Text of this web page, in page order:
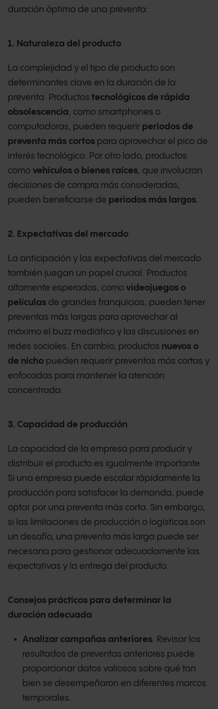
duración óptima de una preventa:
1. Naturaleza del producto
La complejidad y el tipo de producto son
determinantes clave en la duración de la
preventa. Productos tecnológicos de rápida
obsolescencia, como smartphones o
computadoras, pueden requerir periodos de
preventa más cortos para aprovechar el pico de
interés tecnológico. Por otro lado, productos
como vehículos o bienes raíces, que involucran
decisiones de compra más consideradas,
pueden beneficiarse de periodos más largos.
2. Expectativas del mercado
La anticipación y las expectativas del mercado
también juegan un papel crucial. Productos
altamente esperados, como videojuegos o
películas de grandes franquicias, pueden tener
preventas más largas para aprovechar al
máximo el buzz mediático y las discusiones en
redes sociales. En cambio, productos nuevos o
de nicho pueden requerir preventas más cortas y
enfocadas para mantener la atención
concentrada.
3. Capacidad de producción
La capacidad de la empresa para producir y
distribuir el producto es igualmente importante.
Si una empresa puede escalar rápidamente la
producción para satisfacer la demanda, puede
optar por una preventa más corta. Sin embargo,
si las limitaciones de producción o logísticas son
un desafío, una preventa más larga puede ser
necesaria para gestionar adecuadamente las
expectativas y la entrega del producto.
Consejos prácticos para determinar la
duración adecuada
Analizar campañas anteriores. Revisar los
resultados de preventas anteriores puede
proporcionar datos valiosos sobre qué tan
bien se desempeñaron en diferentes marcos
temporales.